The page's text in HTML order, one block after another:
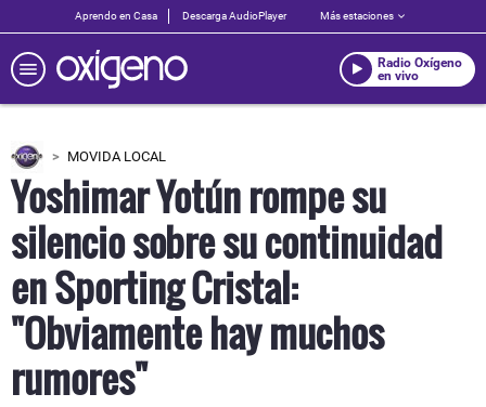
Aprendo en Casa Descarga AudioPlayer Más estaciones
Radio Oxígeno
en vivo
MOVIDA LOCAL
Yoshimar Yotún rompe su
silencio sobre su continuidad
en Sporting Cristal:
"Obviamente hay muchos
rumores"